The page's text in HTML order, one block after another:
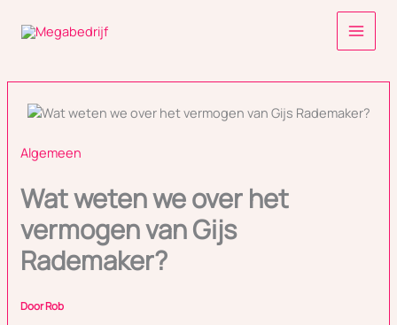
naar
Algemeen
Wat weten we over het
vermogen van Gijs
Rademaker?
DoorRob